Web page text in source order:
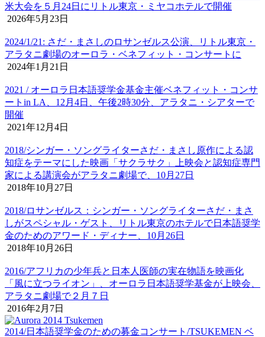
米大会を５月24日にリトル東京・ミヤコホテルで開催
2026年5月23日
2024/1/21: さだ・まさしのロサンゼルス公演、リトル東京・
アラタニ劇場のオーロラ・ベネフィット・コンサートに
2024年1月21日
2021 / オーロラ日本語奨学金基金主催ベネフィット・コンサ
ートin LA、12月4日、午後2時30分、アラタニ・シアターで
開催
2021年12月4日
2018/シンガー・ソングライターさだ・まさし原作による認
知症をテーマにした映画「サクラサク」上映会と認知症専門
家による講演会がアラタニ劇場で、10月27日
2018年10月27日
2018/ロサンゼルス：シンガー・ソングライターさだ・まさ
しがスペシャル・ゲスト、リトル東京のホテルで日本語奨学
金のためのアワード・ディナー、10月26日
2018年10月26日
2016/アフリカの少年兵と日本人医師の実在物語を映画化
「風に立つライオン」、オーロラ日本語奨学基金が上映会、
アラタニ劇場で２月７日
2016年2月7日
2014/日本語奨学金のための募金コンサート/TSUKEMEN ベ